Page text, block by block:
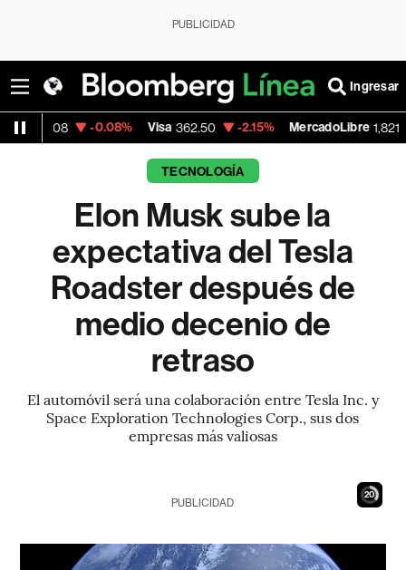
PUBLICIDAD
Ingresar
-0.08% Visa 362.50 -2.15% MercadoLibre 1,821.795 -
TECNOLOGÍA
Elon Musk sube la
expectativa del Tesla
Roadster después de
medio decenio de
retraso
El automóvil será una colaboración entre Tesla Inc. y
Space Exploration Technologies Corp., sus dos
empresas más valiosas
19
PUBLICIDAD